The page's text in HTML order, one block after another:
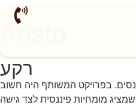
רקע
בפרויקט המשותף היה חשוב
מומחיות פיננסית לצד גישה